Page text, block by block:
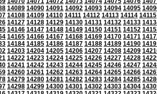
14089 14090 14091 14092 14093 14094 14095
14108 14109 14110 14111 14112 14113 14114 14115
14127 14128 14129 14130 14131 14132 14133
14146 14147 14148 14149 14150 14151 14152
14165 14166 14167 14168 14169 14170 14171
14184 14185 14186 14187 14188 14189 14190
14203 14204 14205 14206 14207 14208 14209
14222 14223 14224 14225 14226 14227 14228
14241 14242 14243 14244 14245 14246 14247
14260 14261 14262 14263 14264 14265 14266
14279 14280 14281 14282 14283 14284 14285
14298 14299 14300 14301 14302 14303 14304